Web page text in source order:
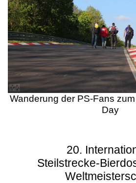
Wanderung der PS-Fans
Day
20.
Steilstrecke-